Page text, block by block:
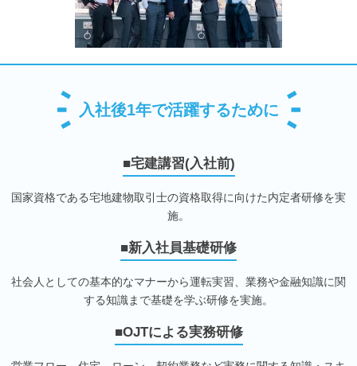
入社後1年で活躍するために
■宅建講習(入社前)
国家資格である宅地建物取引士の資格取得に向けた内定者研修を実
施。
■新入社員基礎研修
社会人としての基本的なマナーから運転実習、業務や金融知識に関
する知識まで基礎を学ぶ研修を実施。
■OJTによる実務研修